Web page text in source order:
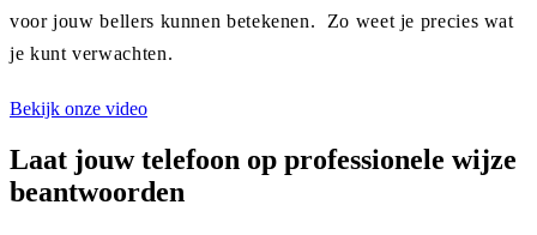
voor jouw bellers kunnen betekenen. Zo weet je precies wat
je kunt verwachten.
Bekijk onze video
Laat jouw telefoon op professionele wijze
beantwoorden